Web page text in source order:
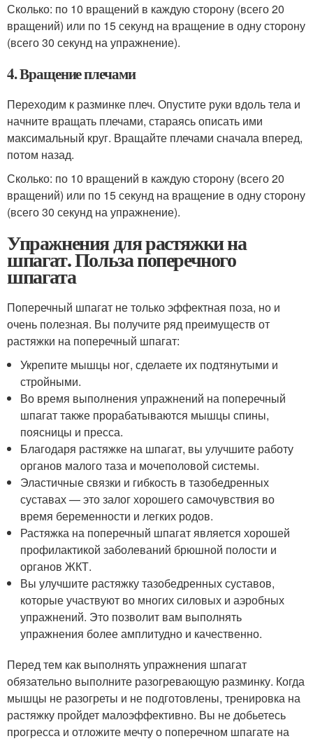
Сколько: по 10 вращений в каждую сторону (всего 20
вращений) или по 15 секунд на вращение в одну сторону
(всего 30 секунд на упражнение).
4. Вращение плечами
Переходим к разминке плеч. Опустите руки вдоль тела и
начните вращать плечами, стараясь описать ими
максимальный круг. Вращайте плечами сначала вперед,
потом назад.
Сколько: по 10 вращений в каждую сторону (всего 20
вращений) или по 15 секунд на вращение в одну сторону
(всего 30 секунд на упражнение).
Упражнения для растяжки на
шпагат. Польза поперечного
шпагата
Поперечный шпагат не только эффектная поза, но и
очень полезная. Вы получите ряд преимуществ от
растяжки на поперечный шпагат:
Укрепите мышцы ног, сделаете их подтянутыми и
стройными.
Во время выполнения упражнений на поперечный
шпагат также прорабатываются мышцы спины,
поясницы и пресса.
Благодаря растяжке на шпагат, вы улучшите работу
органов малого таза и мочеполовой системы.
Эластичные связки и гибкость в тазобедренных
суставах — это залог хорошего самочувствия во
время беременности и легких родов.
Растяжка на поперечный шпагат является хорошей
профилактикой заболеваний брюшной полости и
органов ЖКТ.
Вы улучшите растяжку тазобедренных суставов,
которые участвуют во многих силовых и аэробных
упражнений. Это позволит вам выполнять
упражнения более амплитудно и качественно.
Перед тем как выполнять упражнения шпагат
обязательно выполните разогревающую разминку. Когда
мышцы не разогреты и не подготовлены, тренировка на
растяжку пройдет малоэффективно. Вы не добьетесь
прогресса и отложите мечту о поперечном шпагате на